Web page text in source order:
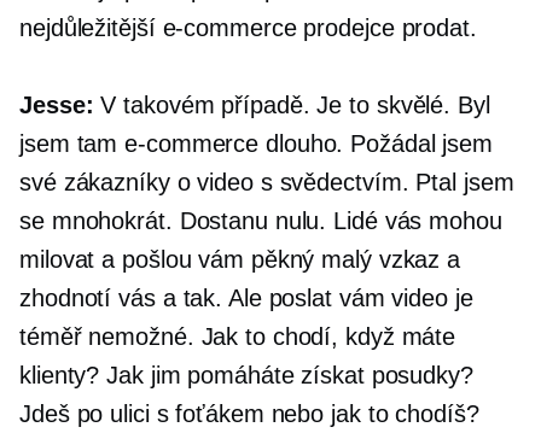
nejdůležitější e-commerceprodejce prodat.
Jesse: V takovém případě. Je to skvělé. Byl
jsem tame-commerce dlouho. Požádal jsem
své zákazníky o video s svědectvím. Ptal jsem
se mnohokrát. Dostanu nulu. Lidé vás mohou
milovat a pošlou vám pěkný malý vzkaz a
zhodnotí vás a tak. Ale poslat vám video je
téměř nemožné. Jak to chodí, když máte
klienty? Jak jim pomáháte získat posudky?
Jdeš po ulici s foťákem nebo jak to chodíš?